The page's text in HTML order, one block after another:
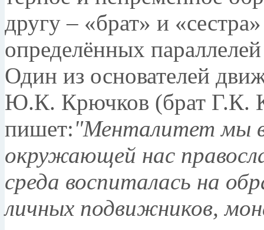
другу – «брат» и
опреде­лённых
Один из основателей
Ю.К. Крючков (брат Г.К.
пишет:"Менталитет мы
окружающей нас
среда воспи­талась на
личных подвижников,